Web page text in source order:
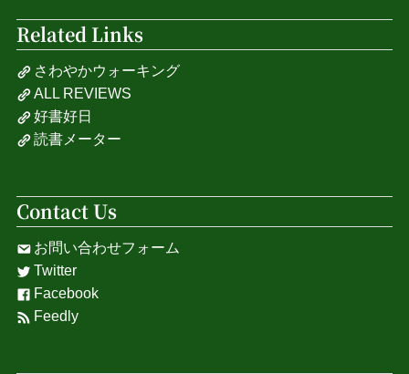
Related Links
さわやかウォーキング
ALL REVIEWS
好書好日
読書メーター
Contact Us
お問い合わせフォーム
Twitter
Facebook
Feedly